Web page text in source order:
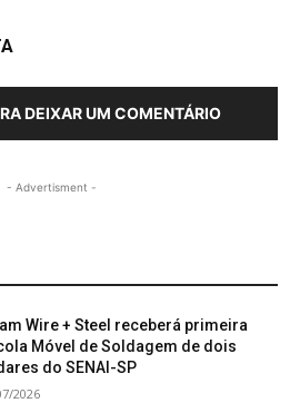
DEIXAR UM COMENTÁRIO
- Advertisment -
Wire + Steel receberá primeira
Móvel de Soldagem de dois
do SENAI-SP
2026